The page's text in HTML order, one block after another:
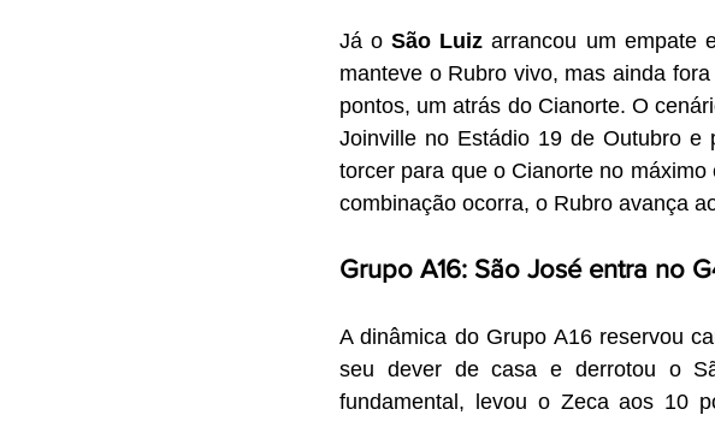
Já o São Luiz arrancou um empate
manteve o Rubro vivo, mas ainda
pontos, um atrás do Cianorte. O
Joinville no Estádio 19 de Outubro e
torcer para que o Cianorte no
combinação ocorra, o Rubro avança
Grupo A16: São José entra no
A dinâmica do Grupo A16 reservou
seu dever de casa e derrotou o
fundamental, levou o Zeca aos 10